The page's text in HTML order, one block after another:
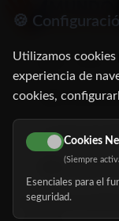
C/ Oruro,
91 345 06
616 113
Buscador de
🍪
Utilizamos
experiencia de
cookies,
Cookies
(Siempre
Esenciales para el
seguridad.